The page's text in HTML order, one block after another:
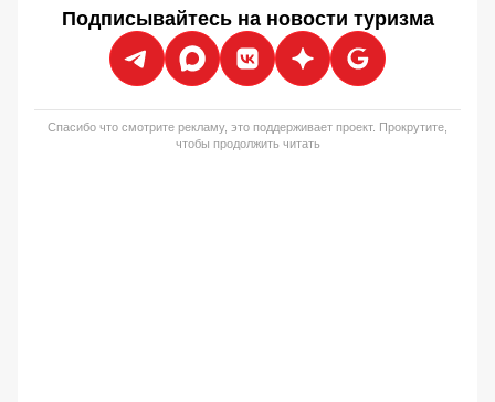
Подписывайтесь на новости туризма
Спасибо что смотрите рекламу, это поддерживает проект. Прокрутите,
чтобы продолжить читать